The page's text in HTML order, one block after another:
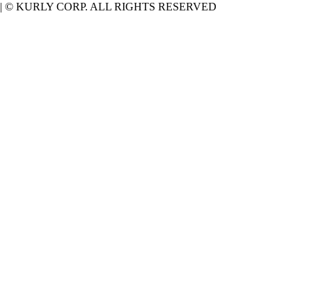
| © KURLY CORP. ALL RIGHTS RESERVED